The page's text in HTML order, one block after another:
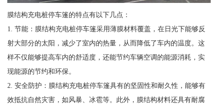
膜结构充电桩停车篷的特点有以下几点：
1. 节能：膜结构充电桩停车篷采用薄膜材料覆盖，在日光下能够反
射大部分的太阳，减少了室内的热量，从而降低了车内的温度。这
样不仅能够提高车内的舒适度，还能节约车辆空调的能源消耗，实
现能源的节约和环保。
2. 安全防护：膜结构充电桩停车篷具有的坚固性和耐久性，能够有
效抵抗自然灾害，如风暴、冰雹等。此外，膜结构材料还具有耐腐